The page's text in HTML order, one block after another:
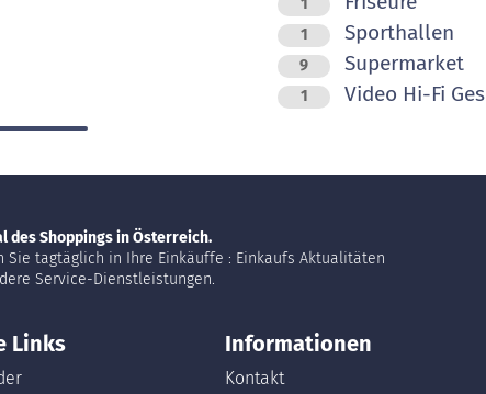
1
1 Sporthallen
9 Supermarket
1 Video Hi-Fi
des Shoppings in Österreich.
Sie tagtäglich in Ihre Einkäuffe : Einkaufs Aktualitäten
Service-Dienstleistungen.
Links Informationen
Kontakt